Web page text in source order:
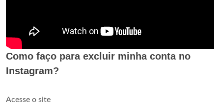
Como faço para excluir minha conta no
Instagram?
Acesse o site